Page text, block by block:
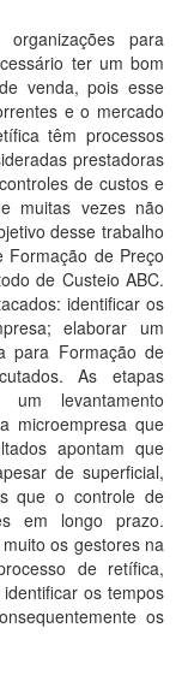
para
ter um bom
venda, pois esse
e o mercado
têm processos
prestadoras
de custos e
muitas vezes não
desse trabalho
de Preço
de Custeio ABC.
identificar os
elaborar um
para Formação de
As etapas
um levantamento
microempresa que
apontam que
de superficial,
que o controle de
em longo prazo.
os gestores na
de retífica,
os tempos
os